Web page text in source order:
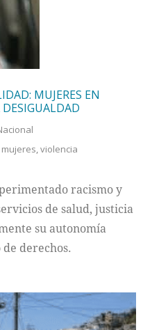
MUJERES EN
DESIGUALDAD
mujeres,violencia
racismo y
de salud, justicia
su autonomía
derechos.